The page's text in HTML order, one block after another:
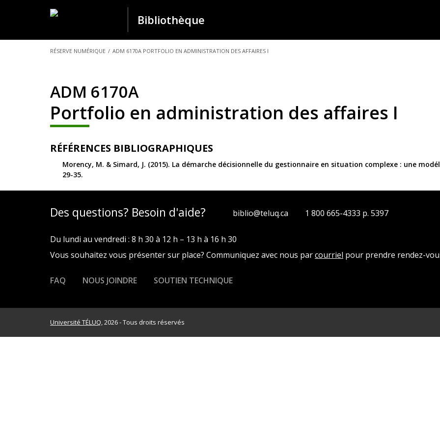
Bibliothèque
VOUS
RÉSERVE NUMÉRIQUE / ADM 6170A PORTFOLIO EN ADMINISTRATION DES AFFAIRES I
ADM 6170A
Portfolio en administration des affaires I
RÉFÉRENCES BIBLIOGRAPHIQUES
Morency, M. & Simard, J. (2015). La démarche décisionnelle du gestionnaire en situation complexe : une
29-35.
Des questions? Besoin d'aide? biblio@teluq.ca 1 800 665-4333 p. 5397
Du lundi au vendredi : 8 h 30 à 12 h – 13 h à 16 h 30
Vous souhaitez vous présenter sur place? Communiquez avec nous parcourriel pour prendre rendez-
FAQ NOUS JOINDRE SOUTIEN TECHNIQUE
Université TÉLUQ, 2026 - Tous droits réservés